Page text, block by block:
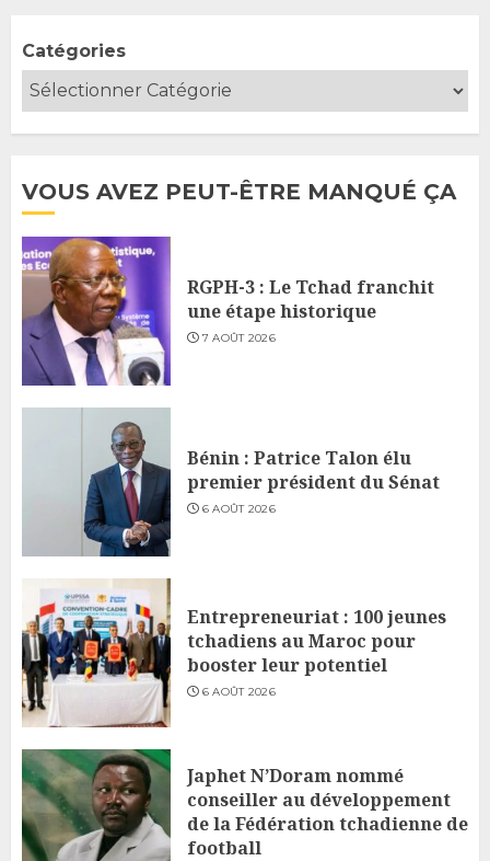
Catégories
VOUS AVEZ PEUT-ÊTRE MANQUÉ ÇA
RGPH-3 : Le Tchad franchit
une étape historique
7 AOÛT 2026
Bénin : Patrice Talon élu
premier président du Sénat
6 AOÛT 2026
Entrepreneuriat : 100 jeunes
tchadiens au Maroc pour
booster leur potentiel
6 AOÛT 2026
Japhet N’Doram nommé
conseiller au développement
de la Fédération tchadienne de
football